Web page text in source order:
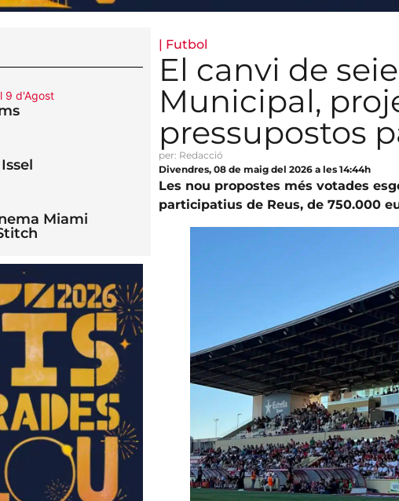
9 d'Agost
Miami
| Futbol
El canvi de
Municipal,
pressupostos
per: Redacció
Divendres, 08 de maig del 2026 a les 14:44h
Les nou propostes més votades
participatius de Reus, de 750.000